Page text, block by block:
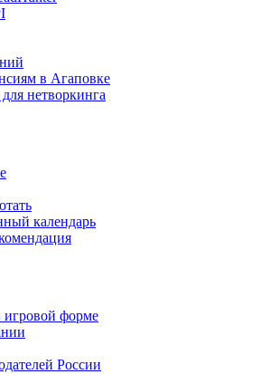
в Агаповке
нетворкинга
календарь
форме
России